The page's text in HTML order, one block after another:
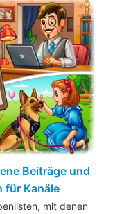
Beiträge und
für Kanäle
mit denen